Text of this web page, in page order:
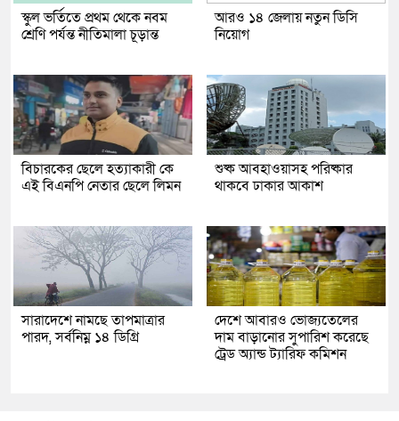
স্কুল ভর্তিতে প্রথম থেকে নবম
শ্রেণি পর্যন্ত নীতিমালা চূড়ান্ত
আরও ১৪ জেলায় নতুন ডিসি
নিয়োগ
বিচারকের ছেলে হত্যাকারী কে
এই বিএনপি নেতার ছেলে লিমন
শুষ্ক আবহাওয়াসহ পরিষ্কার
থাকবে ঢাকার আকাশ
সারাদেশে নামছে তাপমাত্রার
পারদ, সর্বনিম্ন ১৪ ডিগ্রি
দেশে আবারও ভোজ্যতেলের
দাম বাড়ানোর সুপারিশ করেছে
ট্রেড অ্যান্ড ট্যারিফ কমিশন